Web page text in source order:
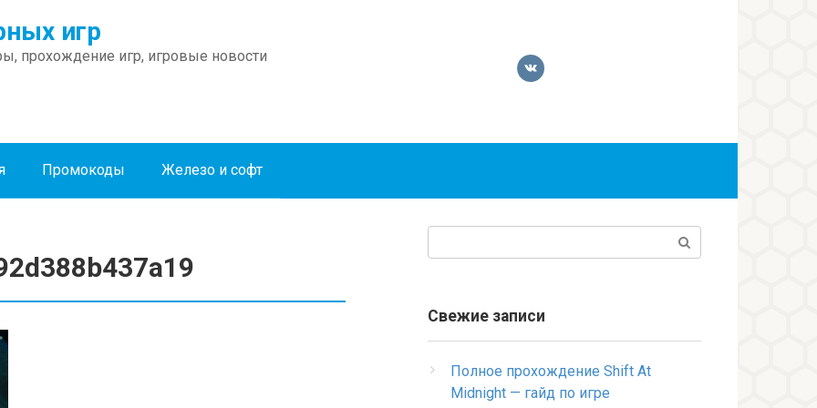
игр
прохождение игр, игровые новости
Промокоды Железо и софт
Свежие записи
Полное прохождение Shift At
Midnight — гайд по игре